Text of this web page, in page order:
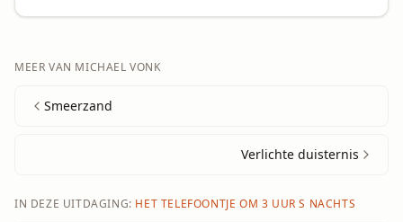
MEER VAN MICHAEL VONK
Smeerzand
Verlichte duisternis
IN DEZE UITDAGING: HET TELEFOONTJE OM 3 UUR S NACHTS